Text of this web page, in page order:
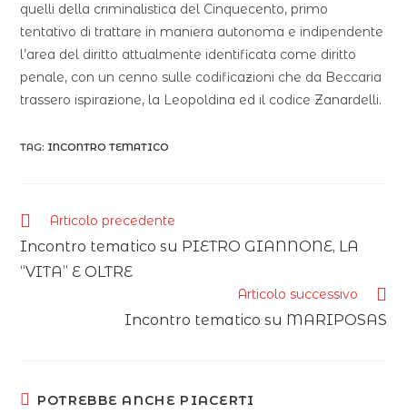
quelli della criminalistica del Cinquecento, primo
tentativo di trattare in maniera autonoma e indipendente
l’area del diritto attualmente identificata come diritto
penale, con un cenno sulle codificazioni che da Beccaria
trassero ispirazione, la Leopoldina ed il codice Zanardelli.
TAG: INCONTRO TEMATICO
Articolo precedente
Incontro tematico su PIETRO GIANNONE, LA
“VITA” E OLTRE
Articolo successivo
Incontro tematico su MARIPOSAS
POTREBBE ANCHE PIACERTI